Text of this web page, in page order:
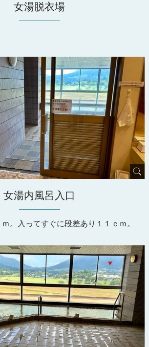
女湯脱衣場
女湯内風呂入口
。入ってすぐに段差あり１１ｃｍ。